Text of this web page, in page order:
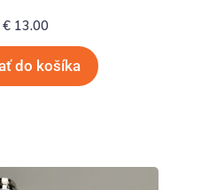
€ 13.00
do košíka